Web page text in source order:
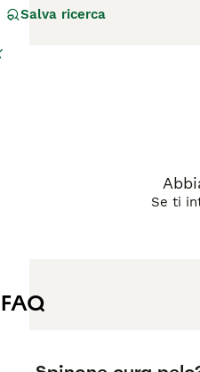
aspetto molto particolare
Leggi la
Salva ricerca
Se ti
FAQ